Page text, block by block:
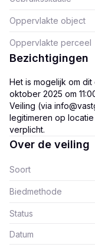
Oppervlakte object
Oppervlakte perceel
Bezichtigingen
Het is mogelijk om
oktober 2025 om
Veiling (via
legitimeren op
verplicht.
Over de veiling
Soort
Biedmethode
Status
Datum